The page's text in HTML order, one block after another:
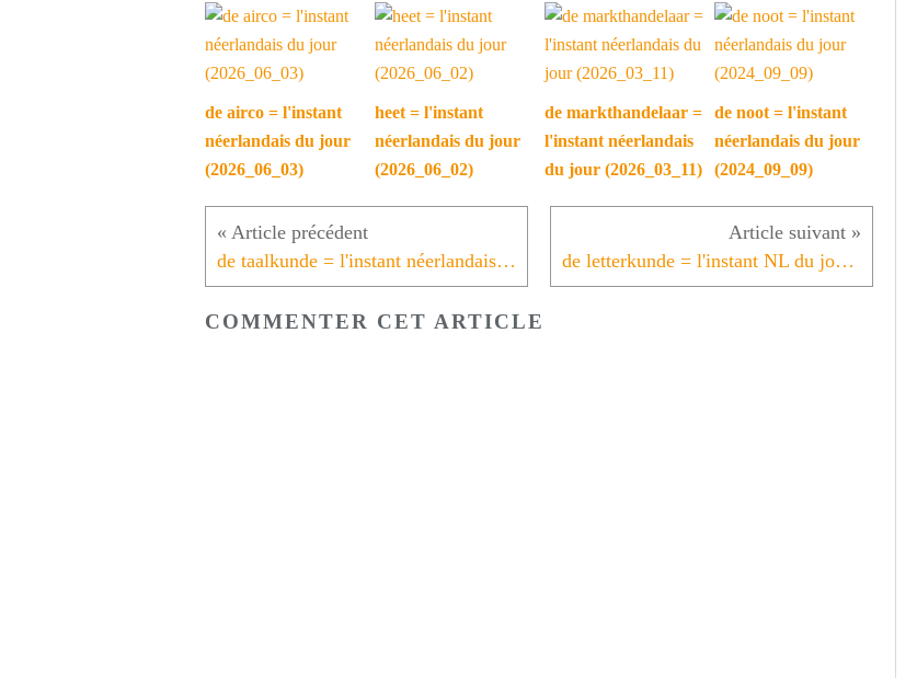
de airco = l'instant
néerlandais du jour
(2026_06_03)
heet = l'instant
néerlandais du jour
(2026_06_02)
de markthandelaar =
l'instant néerlandais
du jour (2026_03_11)
de noot = l'instant
néerlandais du jour
(2024_09_09)
de taalkunde = l'instant néerlandais du jour (2023_10_10) de letterkunde = l'instant NL du jour (2023_10_12)
COMMENTER CET ARTICLE